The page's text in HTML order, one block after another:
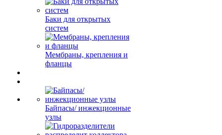
Баки для открытых
систем
Мембраны, крепления и
фланцы
Байпасы/ инжекционные
узлы